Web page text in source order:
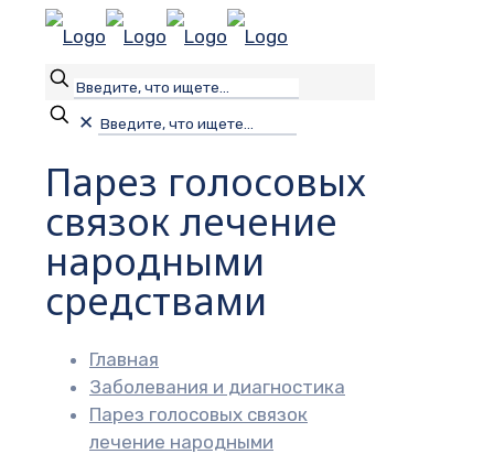
✕
Парез голосовых
связок лечение
народными
средствами
Главная
Заболевания и диагностика
Парез голосовых связок
лечение народными